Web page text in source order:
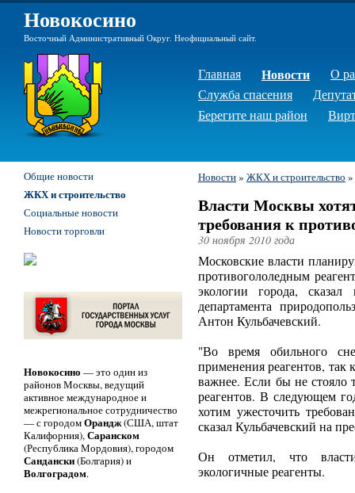
Новокосино
Восточный Административный Округ. Неофициальный сайт.
Главная Новости
О
Служба спасения
Берегите наш район
Новости» ЖКХ и строительство »
Власти Москвы
требования к
30 ноября 2010 года
Московские власти
противогололедным
экологии города, сказал
департамента
Антон Кульбачевский.
"Во время обильного
применения реагентов, так
важнее. Если бы не стояло
реагентов. В следующем
хотим ужесточить
сказал Кульбачевский на
Он отметил, что
экологичные реагенты.
Общие новости
ЖКХ и строительство
Социальные новости
Новости торговли
Новокосино — это один из
районов Москвы, ведущий
активное международное и
межрегиональное сотрудничество
— с городомОрандж(США, штат
Калифорния),Саранском
(Республика Мордовия), городом
Сандански(Болгария) и
Волгоградом.